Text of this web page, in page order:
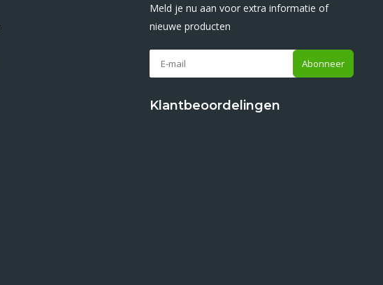
Meld je nu aan voor extra informatie of
nieuwe producten
Abonneer
Klantbeoordelingen